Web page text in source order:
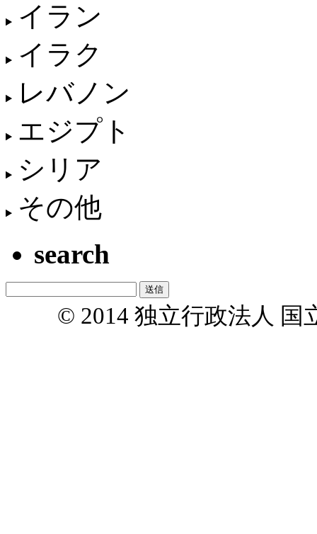
イラン
イラク
レバノン
エジプト
シリア
その他
search
© 2014 独立行政法人 国